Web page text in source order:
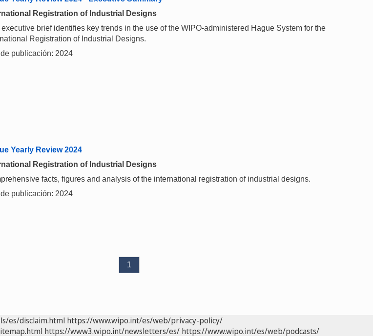
Registration of Industrial Designs
brief identifies key trends in the use of the WIPO-administered Hague System for the
Registration of Industrial Designs.
publicación: 2024
Yearly Review 2024
Registration of Industrial Designs
facts, figures and analysis of the international registration of industrial designs.
publicación: 2024
1
es/disclaim.html https://www.wipo.int/es/web/privacy-policy/
https://www3.wipo.int/newsletters/es/ https://www.wipo.int/es/web/podcasts/